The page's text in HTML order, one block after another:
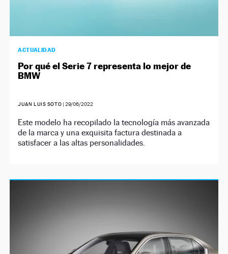
ACTUALIDAD
Por qué el Serie 7 representa lo mejor de
BMW
JUAN LUIS SOTO |29/06/2022
Este modelo ha recopilado la tecnología más avanzada
de la marca y una exquisita factura destinada a
satisfacer a las altas personalidades.